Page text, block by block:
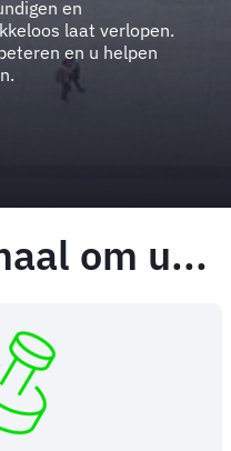
en
laat verlopen.
en u helpen
om u...